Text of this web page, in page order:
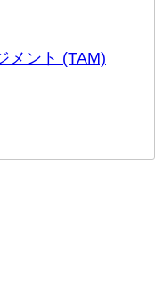
メント (TAM)